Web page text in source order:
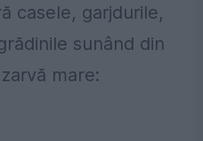
casele, garjdurile,
sunând din
mare: